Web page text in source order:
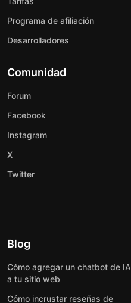
Programa de afiliación
Desarrolladores
Comunidad
Forum
Facebook
Instagram
X
Twitter
Blog
Cómo agregar un chatbot de IA
a tu sitio web
Cómo incrustar reseñas de